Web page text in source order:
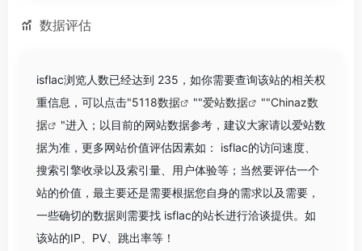
数据评估
isflac浏览人数已经达到 235，如你需要查询该站的相关权
重信息，可以点击"5118数据 ""爱站数据 ""Chinaz数
据
"进入；以目前的网站数据参考，建议大家请以爱站数
据为准，更多网站价值评估因素如： isflac的访问速度、
搜索引擎收录以及索引量、用户体验等；当然要评估一个
站的价值，最主要还是需要根据您自身的需求以及需要，
一些确切的数据则需要找 isflac的站长进行洽谈提供。如
该站的IP、PV、跳出率等！